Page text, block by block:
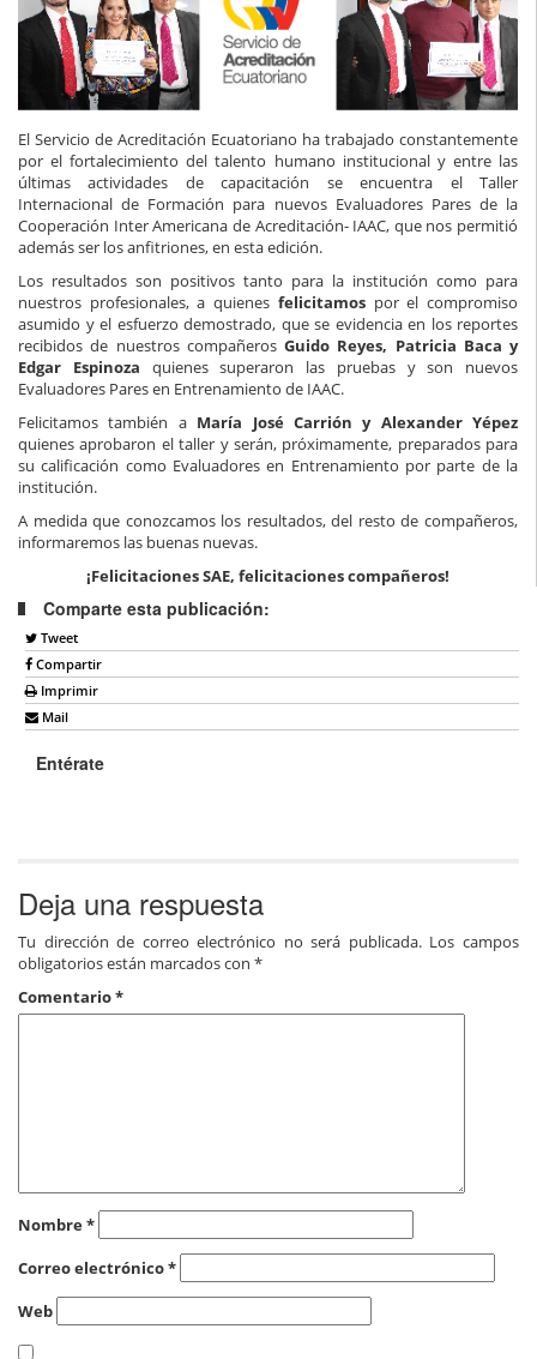
El Servicio de Acreditación Ecuatoriano ha trabajado constantemente
por el fortalecimiento del talento humano institucional y entre las
últimas actividades de capacitación se encuentra el Taller
Internacional de Formación para nuevos Evaluadores Pares de la
Cooperación Inter Americana de Acreditación- IAAC, que nos permitió
además ser los anfitriones, en esta edición.
Los resultados son positivos tanto para la institución como para
nuestros profesionales, a quienes felicitamospor el compromiso
asumido y el esfuerzo demostrado, que se evidencia en los reportes
recibidos de nuestros compañeros Guido Reyes, Patricia Baca y
Edgar Espinoza quienes superaron las pruebas y son nuevos
Evaluadores Pares en Entrenamiento de IAAC.
Felicitamos también a María José Carrión y Alexander Yépez
quienes aprobaron el taller y serán, próximamente, preparados para
su calificación como Evaluadores en Entrenamiento por parte de la
institución.
A medida que conozcamos los resultados, del resto de compañeros,
informaremos las buenas nuevas.
¡Felicitaciones SAE, felicitaciones compañeros!
Comparte esta publicación:
Tweet
Compartir
Imprimir
Mail
Entérate
Deja una respuesta
Tu dirección de correo electrónico no será publicada. Los campos
obligatorios están marcados con *
Comentario*
Nombre*
Correo electrónico*
Web